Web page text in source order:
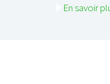
En savoir